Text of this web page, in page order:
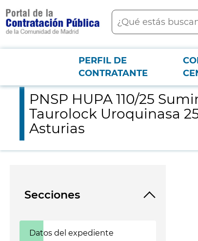
contenido
principal
Buscar
Menú PCON
PERFIL DE
CONTRATANTE
PNSP HUPA 110/25 Suministro de medicamentos
PNSP HUPA 110/25
Taurolock Uroquinasa
Asturias
Secciones
Datos del expediente